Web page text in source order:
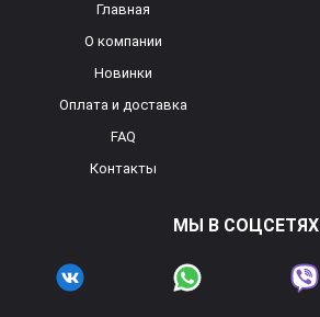
Главная
О компании
Новинки
Оплата и доставка
FAQ
Контакты
МЫ В СОЦСЕТЯХ